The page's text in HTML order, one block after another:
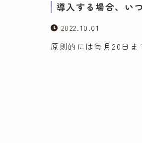
導入する場合、い
2022.10.01
原則的には毎月20日ま